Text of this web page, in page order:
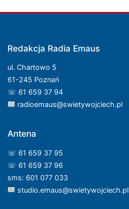
Redakcja Radia Emaus
ul. Chartowo 5
61-245 Poznań
☏ 61 659 37 94
radioemaus@swietywojciech.pl
Antena
☏ 61 659 37 95
☏ 61 659 37 96
sms: 601 077 033
studio.emaus@swietywojciech.pl